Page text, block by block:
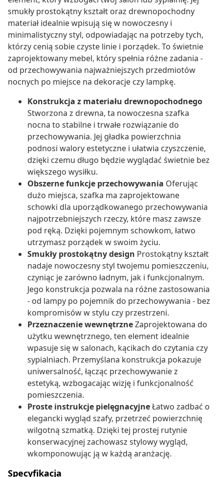
smukły prostokątny kształt oraz drewnopochodny
materiał idealnie wpisują się w nowoczesny i
minimalistyczny styl, odpowiadając na potrzeby tych,
którzy cenią sobie czyste linie i porządek. To świetnie
zaprojektowany mebel, który spełnia różne zadania -
od przechowywania najważniejszych przedmiotów
nocnych po miejsce na dekoracje czy lampkę.
Konstrukcja z materiału drewnopochodnego
Stworzona z drewna, ta nowoczesna szafka
nocna to stabilne i trwałe rozwiązanie do
przechowywania. Jej gładka powierzchnia
podnosi walory estetyczne i ułatwia czyszczenie,
dzięki czemu długo będzie wyglądać świetnie bez
większego wysiłku.
Obszerne funkcje przechowywania Oferując
dużo miejsca, szafka ma zaprojektowane
schowki dla uporządkowanego przechowywania
najpotrzebniejszych rzeczy, które masz zawsze
pod ręką. Dzięki pojemnym schowkom, łatwo
utrzymasz porządek w swoim życiu.
Smukły prostokątny design Prostokątny kształt
nadaje nowoczesny styl twojemu pomieszczeniu,
czyniąc je zarówno ładnym, jak i funkcjonalnym.
Jego konstrukcja pozwala na różne zastosowania
- od lampy po pojemnik do przechowywania - bez
kompromisów w stylu czy przestrzeni.
Przeznaczenie wewnętrzneZaprojektowana do
użytku wewnętrznego, ten element idealnie
wpasuje się w salonach, kącikach do czytania czy
sypialniach. Przemyślana konstrukcja pokazuje
uniwersalność, łącząc przechowywanie z
estetyką, wzbogacając wizję i funkcjonalność
pomieszczenia.
Proste instrukcje pielęgnacyjneŁatwo zadbać o
elegancki wygląd szafy, przetrzeć powierzchnię
wilgotną szmatką. Dzięki tej prostej rutynie
konserwacyjnej zachowasz stylowy wygląd,
wkomponowując ją w każdą aranżację.
Specyfikacja